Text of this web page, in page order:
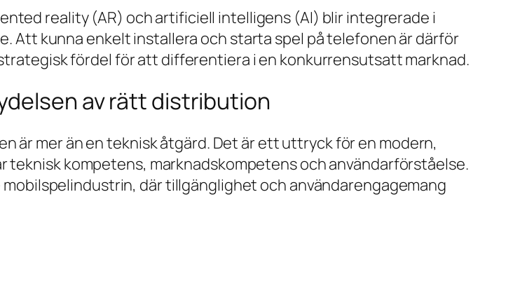
reality (AR) ochartificiell intelligens (AI) blir integrerade i
Att kunna enkelt installera och starta spel på telefonen är därför
fördel för att differentiera i en konkurrensutsatt marknad.
av rätt distribution
är mer än en teknisk åtgärd. Det är ett uttryck för en modern,
kompetens, marknadskompetens och användarförståelse.
där tillgänglighet och användarengagemang